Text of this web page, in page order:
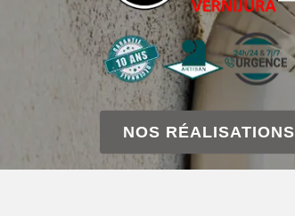
NOS RÉALISATIONS